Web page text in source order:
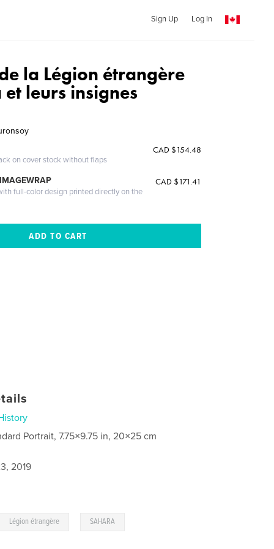
Sign Up Log In
la Légion étrangère
leurs insignes
on cover stock without flaps
CAD $154.48
full-color design printed directly on the
CAD $171.41
Portrait, 7.75×9.75 in, 20×25 cm
2019
Légion étrangère SAHARA